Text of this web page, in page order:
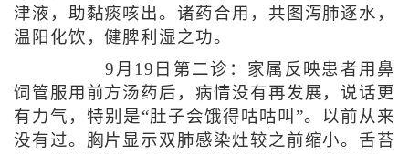
津液，助黏痰咳出。诸药合用，共图泻肺逐水，
温阳化饮，健脾利湿之功。
9月19日第二诊：家属反映患者用鼻
饲管服用前方汤药后，病情没有再发展，说话更
有力气，特别是“肚子会饿得咕咕叫”。以前从来
没有过。胸片显示双肺感染灶较之前缩小。舌苔